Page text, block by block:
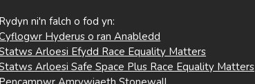
Rydyn ni'n falch o fod yn:
Hyderus o ran Anabledd
Arloesi Efydd Race Equality Matters
Arloesi Safe Space Plus Race Equality Matters